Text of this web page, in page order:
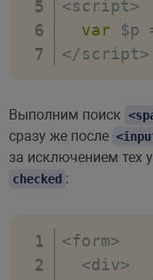
<script>
var $p
</script>
Выполним поиск
сразу же после
за исключением тех
checked :
<form>
<div>